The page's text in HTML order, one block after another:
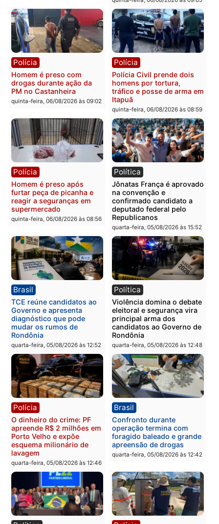
Polícia
Homem é esfaqueado no
tórax durante briga com
vizinho no bairro Ulysses
Guimarães
quinta-feira, 06/08/2026 às 09:24
Polícia
Três suspeitos ligados a
facção criminosa são
presos por receptação e
adulteração de veículos
em Porto Velho
quinta-feira, 06/08/2026 às
Polícia
Homem é preso com
drogas durante ação da
PM no Castanheira
quinta-feira, 06/08/2026 às 09:02
Polícia
Polícia Civil prende dois
homens por tortura,
tráfico e posse de arma
Itapuã
Polícia
Homem é preso após
furtar peça de picanha e
reagir a seguranças em
supermercado
quinta-feira, 06/08/2026 às 08:56
Política
Jônatas França é
na convenção e
confirmado candidato a
deputado federal pelo
Republicanos
quarta-feira, 05/08/2026 às
Brasil
TCE reúne candidatos ao
Governo e apresenta
diagnóstico que pode
mudar os rumos de
Rondônia
quarta-feira, 05/08/2026 às 12:52
Política
Violência domina o
eleitoral e segurança vira
candidatos ao Governo
Rondônia
quarta-feira, 05/08/2026 às